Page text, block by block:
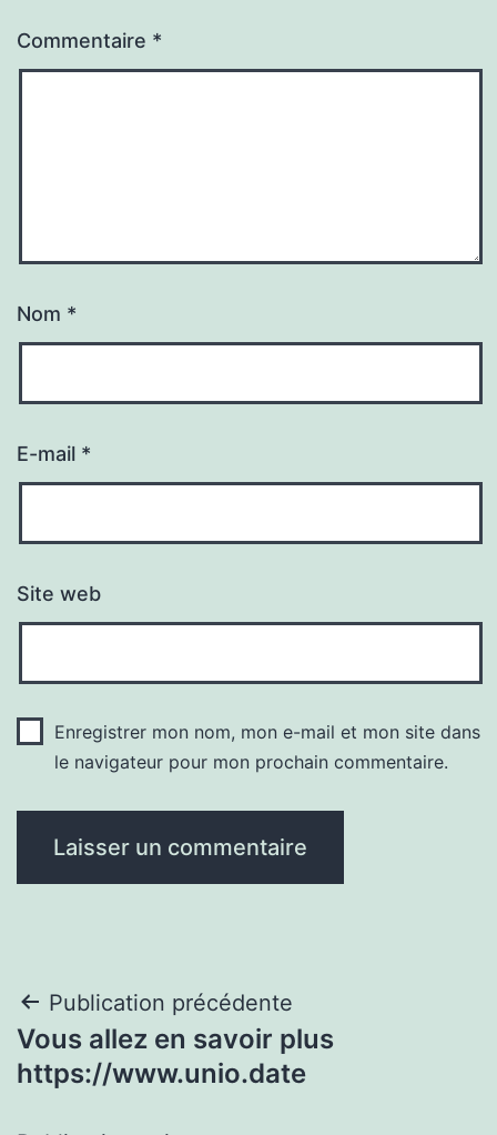
Commentaire *
Nom *
E-mail *
Site web
Enregistrer mon nom, mon e-mail et mon site dans
le navigateur pour mon prochain commentaire.
Navigation
de
Publication précédente
Vous allez en savoir plus
https://www.unio.date